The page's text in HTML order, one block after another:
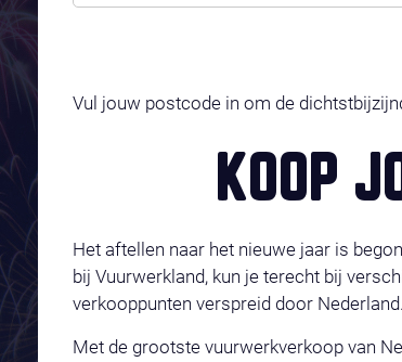
Vul jouw postcode in om de
KOOP
Het aftellen naar het nieuwe jaar is
bij Vuurwerkland, kun je terecht bij
verkooppunten verspreid door Nederland.
Met de grootste vuurwerkverkoop van